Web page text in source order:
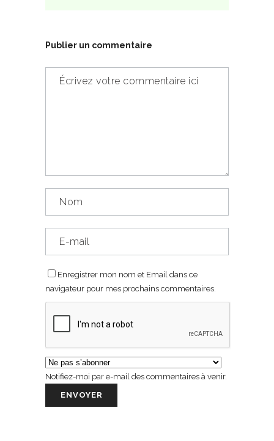
Publier un commentaire
Enregistrer mon nom et Email dans ce
navigateur pour mes prochains commentaires.
Notifiez-moi par e-mail des commentaires à venir.